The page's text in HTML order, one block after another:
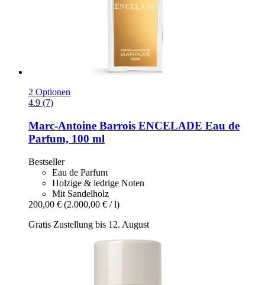
2 Optionen
4.9 (7)
Marc-Antoine Barrois ENCELADE Eau de
Parfum, 100 ml
Bestseller
Eau de Parfum
Holzige & ledrige Noten
Mit Sandelholz
200,00 € (2.000,00 € / l)
Gratis Zustellung bis 12. August